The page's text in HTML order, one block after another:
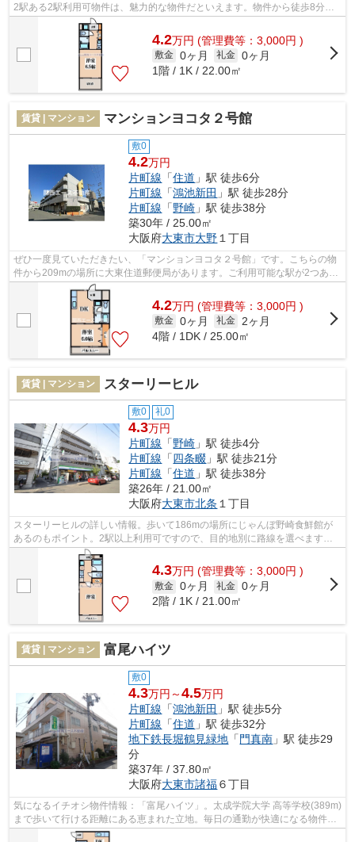
2駅ある2駅利用可物件は、魅力的な物件だといえます。物件から徒歩8分に
駅のある、駅近の物件となっています...
4.2万円 (管理費等：3,000円 )
敷金 0ヶ月 礼金 0ヶ月
1階 / 1K / 22.00㎡
賃貸 | マンション マンションヨコタ２号館
敷0
4.2万円
片町線 「住道 」駅 徒歩6分
片町線 「鴻池新田 」駅 徒歩28分
片町線 「野崎 」駅 徒歩38分
築30年 / 25.00㎡
大阪府大東市大野 １丁目
ぜひ一度見ていただきたい、「マンションヨコタ２号館」です。こちらの物
件から209mの場所に大東住道郵便局があります。ご利用可能な駅が2つあ
り、行き先に応じて乗車駅の使い分けがで...
4.2万円 (管理費等：3,000円 )
敷金 0ヶ月 礼金
2ヶ月
4階 / 1DK / 25.00㎡
賃貸 | マンション スターリーヒル
敷0 礼0
4.3万円
片町線 「野崎 」駅 徒歩4分
片町線 「四条畷 」駅 徒歩21分
片町線 「住道 」駅 徒歩38分
築26年 / 21.00㎡
大阪府大東市北条 １丁目
スターリーヒルの詳しい情報。歩いて186mの場所にじゃんぼ野崎食鮮館が
あるのもポイント。2駅以上利用可ですので、目的地別に路線を選べます
ね。敷地内ごみ置き場があるのでゴミの持ち...
4.3万円 (管理費等：3,000円 )
敷金 0ヶ月 礼金 0ヶ月
2階 / 1K / 21.00㎡
賃貸 | マンション 富尾ハイツ
敷0
4.3万円～4.5万円
片町線 「鴻池新田 」駅 徒歩5分
片町線 「住道 」駅 徒歩32分
地下鉄長堀鶴見緑地 「 門真南 」駅 徒歩29
分
築37年 / 37.80㎡
大阪府大東市諸福６丁目
気になるイチオシ物件情報：「富尾ハイツ」。太成学院大学 高等学校(389m)
まで歩いて行ける距離にある恵まれた立地。毎日の通勤が快適になる物件、
2駅利用可能です。駅まで徒歩5分の位...